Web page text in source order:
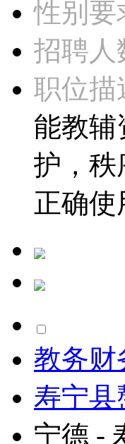
性别要
招聘人
职位描
能教辅
护，秩
正确使
教务财
寿宁县
宁德 -